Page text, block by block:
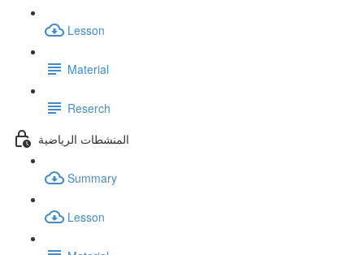
Lesson
Material
Reserch
المنشطات الرياضية
Summary
Lesson